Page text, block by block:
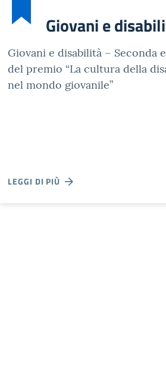
Giovani e
Giovani e disabilità – Seconda
del premio “La cultura della
nel mondo giovanile”
LEGGI DI PIÙ